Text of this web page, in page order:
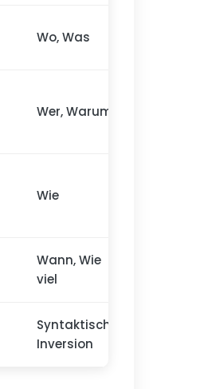
Wo, Was
Wer, Warum
Wie
Wann, Wie
viel
Syntaktische
Inversion